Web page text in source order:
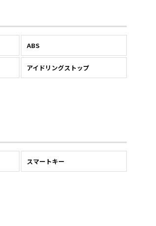
ABS
アイドリングストップ
スマートキー